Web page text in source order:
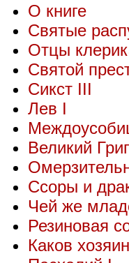
О книге
Святые
Отцы
Святой
Сикст III
Лев I
Великий
Ссоры и
Чей же
Резиновая
Каков